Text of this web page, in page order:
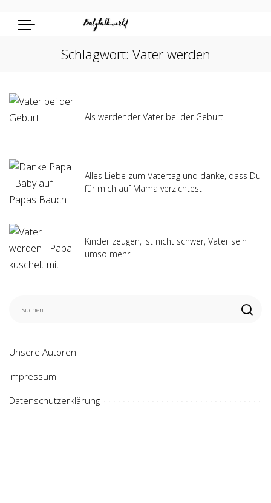
Schlagwort: Vater werden
Als werdender Vater bei der Geburt
Alles Liebe zum Vatertag und danke, dass Du
für mich auf Mama verzichtest
Kinder zeugen, ist nicht schwer, Vater sein
umso mehr
Unsere Autoren
Impressum
Datenschutzerklärung